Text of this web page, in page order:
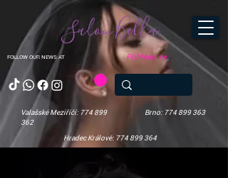
FOLLOW OUR NEWS AT
Salon Bella
Valašské Meziříčí: 774 899
362
Brno: 774 899 363
Hradec Králové: 774 899 364
Přihlásit se